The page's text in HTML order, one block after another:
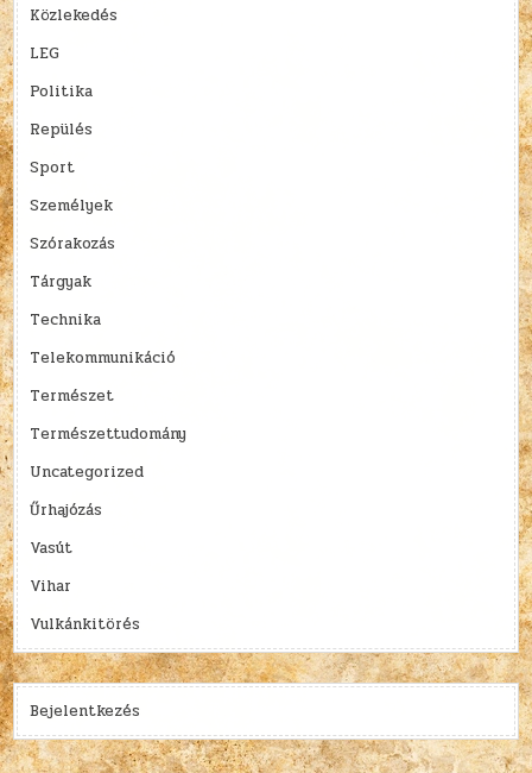
Közlekedés
LEG
Politika
Repülés
Sport
Személyek
Szórakozás
Tárgyak
Technika
Telekommunikáció
Természet
Természettudomány
Uncategorized
Űrhajózás
Vasút
Vihar
Vulkánkitörés
Bejelentkezés